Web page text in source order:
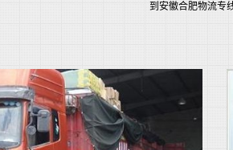
到安徽合肥物流专